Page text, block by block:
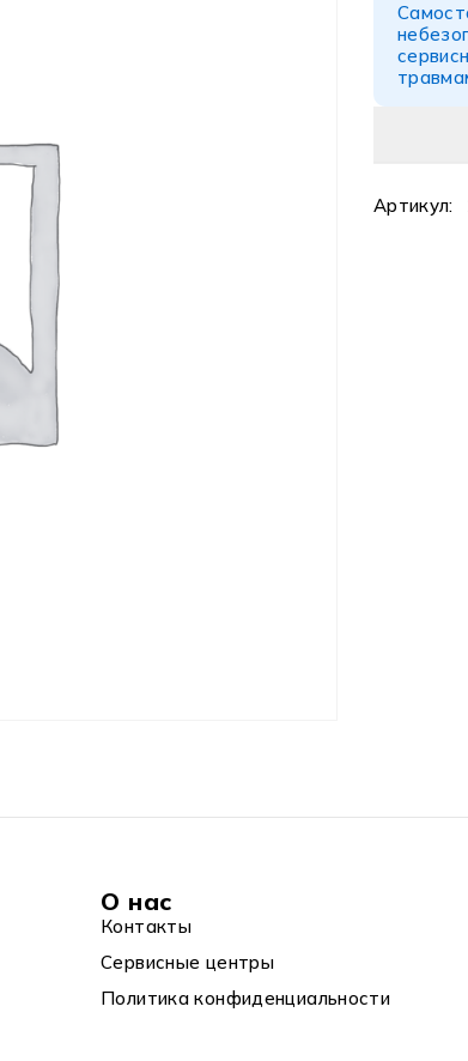
Артикул:
О нас
Контакты
Сервисные центры
Политика конфиденциальности